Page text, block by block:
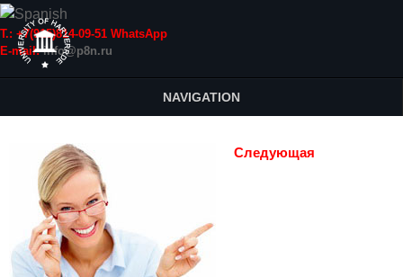
Т.: +7(915)814-09-51 WhatsApp
E-mail:info@p8n.ru
NAVIGATION
Следующая